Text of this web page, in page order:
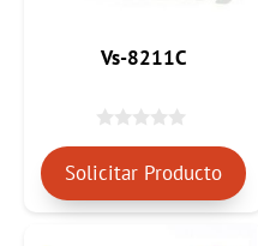
Vs-8211C
0
e
Solicitar Producto